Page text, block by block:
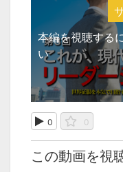
本編を視聴する
い
0 0
この動画を視